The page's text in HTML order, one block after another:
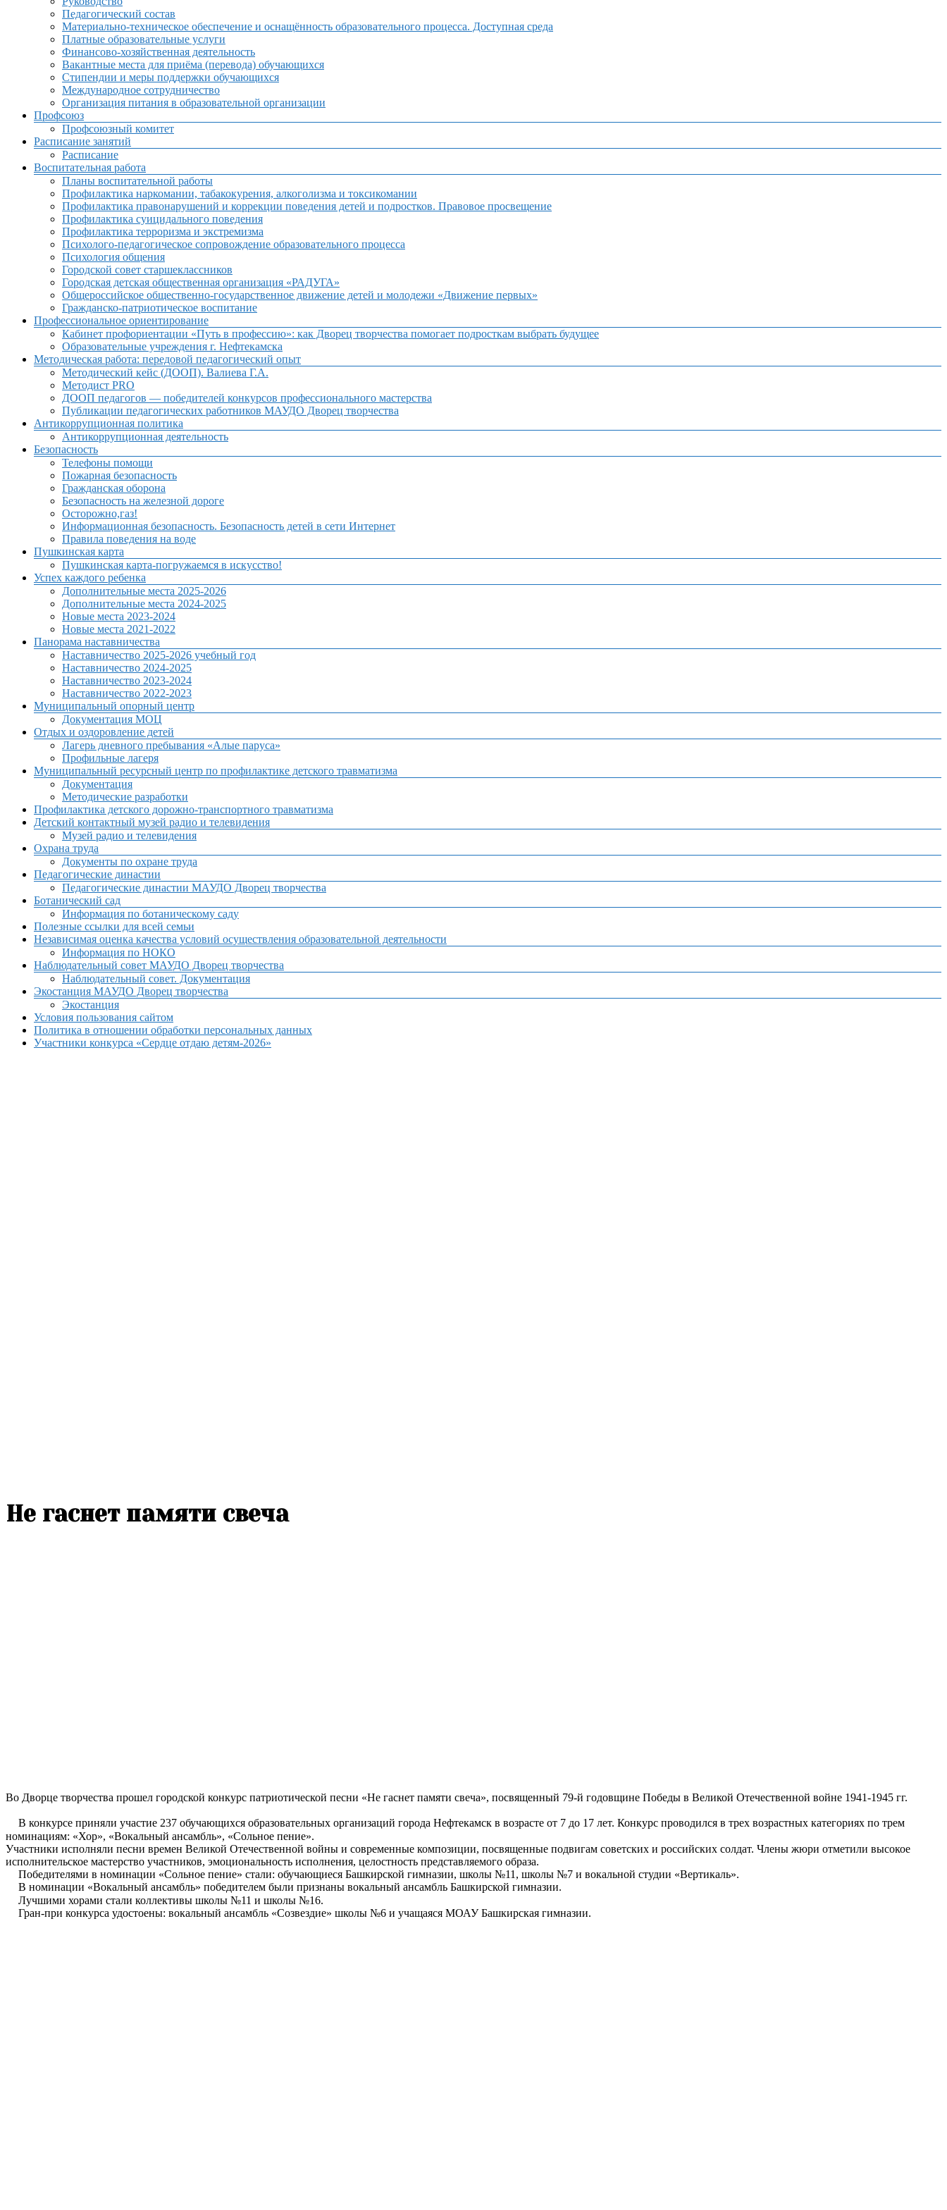
Педагогический состав
Материально-техническое обеспечение и оснащённость образовательного процесса. Доступная среда
Платные образовательные услуги
Финансово-хозяйственная деятельность
Вакантные места для приёма (перевода) обучающихся
Стипендии и меры поддержки обучающихся
Международное сотрудничество
Организация питания в образовательной организации
Профсоюз
Профсоюзный комитет
Расписание занятий
Расписание
Воспитательная работа
Планы воспитательной работы
Профилактика наркомании, табакокурения, алкоголизма и токсикомании
Профилактика правонарушений и коррекции поведения детей и подростков. Правовое просвещение
Профилактика суицидального поведения
Профилактика терроризма и экстремизма
Психолого-педагогическое сопровождение образовательного процесса
Психология общения
Городской совет старшеклассников
Городская детская общественная организация «РАДУГА»
Общероссийское общественно-государственное движение детей и молодежи «Движение первых»
Гражданско-патриотическое воспитание
Профессиональное ориентирование
Кабинет профориентации «Путь в профессию»: как Дворец творчества помогает подросткам выбрать будущее
Образовательные учреждения г. Нефтекамска
Методическая работа: передовой педагогический опыт
Методический кейс (ДООП). Валиева Г.А.
Методист PRO
ДООП педагогов — победителей конкурсов профессионального мастерства
Публикации педагогических работников МАУДО Дворец творчества
Антикоррупционная политика
Антикоррупционная деятельность
Безопасность
Телефоны помощи
Пожарная безопасность
Гражданская оборона
Безопасность на железной дороге
Осторожно,газ!
Информационная безопасность. Безопасность детей в сети Интернет
Правила поведения на воде
Пушкинская карта
Пушкинская карта-погружаемся в искусство!
Успех каждого ребенка
Дополнительные места 2025-2026
Дополнительные места 2024-2025
Новые места 2023-2024
Новые места 2021-2022
Панорама наставничества
Наставничество 2025-2026 учебный год
Наставничество 2024-2025
Наставничество 2023-2024
Наставничество 2022-2023
Муниципальный опорный центр
Документация МОЦ
Отдых и оздоровление детей
Лагерь дневного пребывания «Алые паруса»
Профильные лагеря
Муниципальный ресурсный центр по профилактике детского травматизма
Документация
Методические разработки
Профилактика детского дорожно-транспортного травматизма
Детский контактный музей радио и телевидения
Музей радио и телевидения
Охрана труда
Документы по охране труда
Педагогические династии
Педагогические династии МАУДО Дворец творчества
Ботанический сад
Информация по ботаническому саду
Полезные ссылки для всей семьи
Независимая оценка качества условий осуществления образовательной деятельности
Информация по НОКО
Наблюдательный совет МАУДО Дворец творчества
Наблюдательный совет. Документация
Экостанция МАУДО Дворец творчества
Экостанция
Условия пользования сайтом
Политика в отношении обработки персональных данных
Участники конкурса «Сердце отдаю детям-2026»
Не гаснет памяти свеча
Во Дворце творчества прошел городской конкурс патриотической песни «Не гаснет памяти свеча», посвященный 79-й годовщине Победы в Великой Отечественной войне 1941-1945 гг.
В конкурсе приняли участие 237 обучающихся образовательных организаций города Нефтекамск в возрасте от 7 до 17 лет. Конкурс проводился в трех возрастных категориях по трем
номинациям: «Хор», «Вокальный ансамбль», «Сольное пение».
Участники исполняли песни времен Великой Отечественной войны и современные композиции, посвященные подвигам советских и российских солдат. Члены жюри отметили высокое
исполнительское мастерство участников, эмоциональность исполнения, целостность представляемого образа.
Победителями в номинации «Сольное пение» стали: обучающиеся Башкирской гимназии, школы №11, школы №7 и вокальной студии «Вертикаль».
В номинации «Вокальный ансамбль» победителем были признаны вокальный ансамбль Башкирской гимназии.
Лучшими хорами стали коллективы школы №11 и школы №16.
Гран-при конкурса удостоены: вокальный ансамбль «Cозвездие» школы №6 и учащаяся МОАУ Башкирская гимназии.